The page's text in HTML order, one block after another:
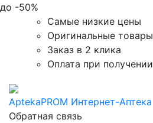
до -50%
Самые низкие цены
Оригинальные товары
Заказ в 2 клика
Оплата при получении
AptekaPROM Интернет-Аптека
Обратная связь